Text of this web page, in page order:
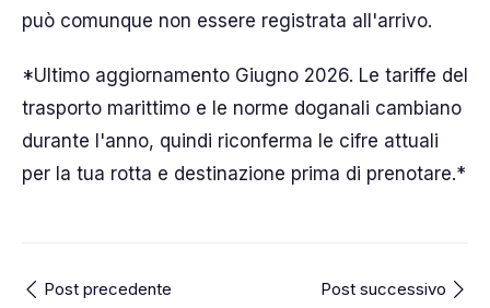
può comunque non essere registrata all'arrivo.
*Ultimo aggiornamento Giugno 2026. Le tariffe del
trasporto marittimo e le norme doganali cambiano
durante l'anno, quindi riconferma le cifre attuali
per la tua rotta e destinazione prima di prenotare.*
Post precedente Post successivo